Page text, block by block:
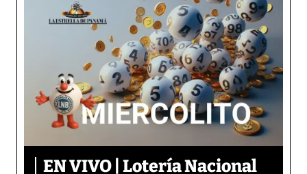
EN VIVO | Lotería Nacional